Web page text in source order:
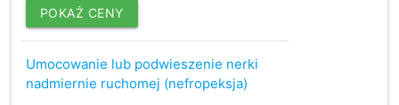
POKAŻ CENY
Umocowanie lub podwieszenie nerki
nadmiernie ruchomej (nefropeksja)